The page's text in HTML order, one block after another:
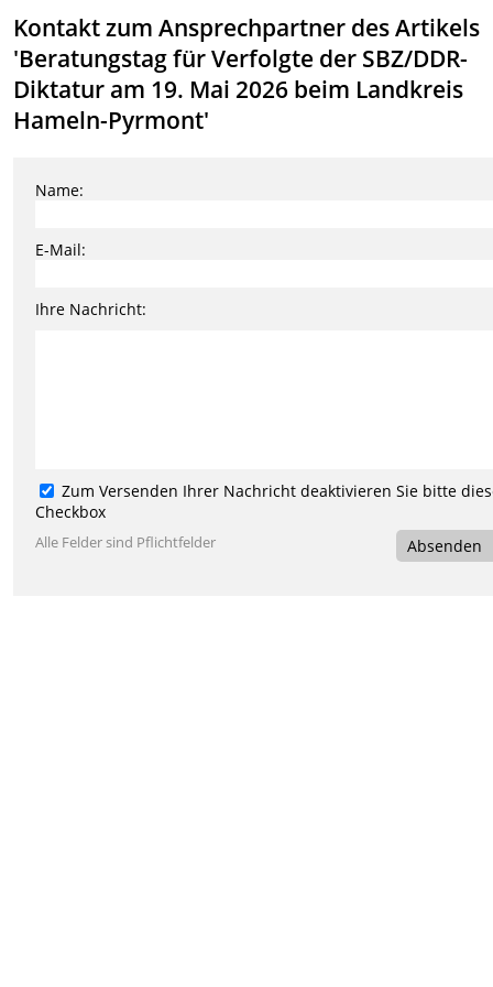
Kontakt zum Ansprechpartner des Artikels
'Beratungstag für Verfolgte der SBZ/DDR-
Diktatur am 19. Mai 2026 beim Landkreis
Hameln-Pyrmont'
Name:
E-Mail:
Ihre Nachricht:
Zum Versenden Ihrer Nachricht deaktivieren Sie bitte
Checkbox
Alle Felder sind Pflichtfelder Absenden